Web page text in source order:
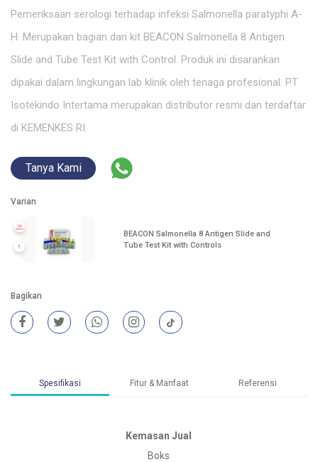
Pemeriksaan serologi terhadap infeksi Salmonella paratyphi A-
H. Merupakan bagian dari kit BEACON Salmonella 8 Antigen
Slide and Tube Test Kit with Control. Produk ini disarankan
dipakai dalam lingkungan lab klinik oleh tenaga profesional. PT
Isotekindo Intertama merupakan distributor resmi dan terdaftar
di KEMENKES RI.
Tanya Kami
Varian
BEACON Salmonella 8 Antigen Slide and
Tube Test Kit with Controls
Bagikan
Spesifikasi Fitur & Manfaat Referensi
Kemasan Jual
Boks